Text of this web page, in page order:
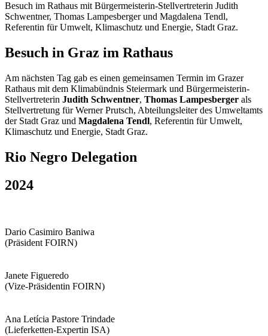
Besuch im Rathaus mit Bürgermeisterin-Stellvertreterin Judith
Schwentner, Thomas Lampesberger und Magdalena Tendl,
Referentin für Umwelt, Klimaschutz und Energie, Stadt Graz.
Besuch in Graz im Rathaus
Am nächsten Tag gab es einen gemeinsamen Termin im Grazer
Rathaus mit dem Klimabündnis Steiermark und Bürgermeisterin-
Stellvertreterin Judith Schwentner, Thomas Lampesberger als
Stellvertretung für Werner Prutsch, Abteilungsleiter des Umweltamts
der Stadt Graz und Magdalena Tendl, Referentin für Umwelt,
Klimaschutz und Energie, Stadt Graz.
Rio Negro Delegation
2024
Dario Casimiro Baniwa
(Präsident FOIRN)
Janete Figueredo
(Vize-Präsidentin FOIRN)
Ana Letícia Pastore Trindade
(Lieferketten-Expertin ISA)